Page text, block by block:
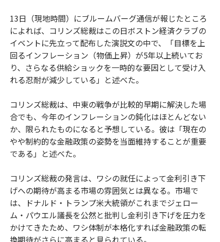
13日（現地時間）にブルームバーグ通信が報じたところ
によれば、コリンズ総裁はこの日ボストン経済クラブの
イベントに先立って配布した演説文の中で、「目標を上
回るインフレーション（物価上昇）が5年以上続いてお
り、さらなる供給ショックを一時的な要因として受け入
れる忍耐が減少している」と述べた。
コリンズ総裁は、中東の戦争が比較的早期に解決した場
合でも、今年のインフレーションの鈍化はほとんどない
か、限られたものになると予想している。彼は「現在の
やや制約的な金融政策の姿勢を当面維持することが重要
である」と述べた。
コリンズ総裁の発言は、ワシの就任によって金利引き下
げへの期待が高まる市場の雰囲気とは異なる。市場で
は、ドナルド・トランプ米大統領がこれまでジェロー
ム・パウエル議長を公然と批判し金利引き下げを圧力を
かけてきたため、ワシ体制が本格化すれば金融政策の転
換期待がさらに高まると見られている。